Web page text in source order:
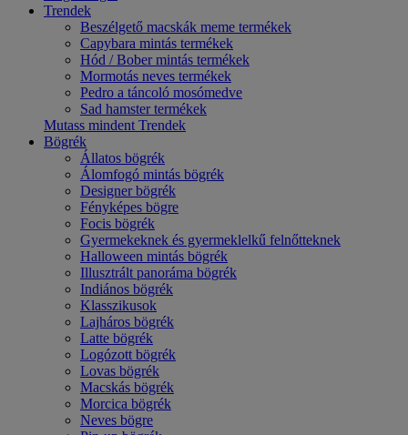
Trendek
Beszélgető macskák meme termékek
Capybara mintás termékek
Hód / Bober mintás termékek
Mormotás neves termékek
Pedro a táncoló mosómedve
Sad hamster termékek
Mutass mindent Trendek
Bögrék
Állatos bögrék
Álomfogó mintás bögrék
Designer bögrék
Fényképes bögre
Focis bögrék
Gyermekeknek és gyermeklelkű felnőtteknek
Halloween mintás bögrék
Illusztrált panoráma bögrék
Indiános bögrék
Klasszikusok
Lajháros bögrék
Latte bögrék
Logózott bögrék
Lovas bögrék
Macskás bögrék
Morcica bögrék
Neves bögre